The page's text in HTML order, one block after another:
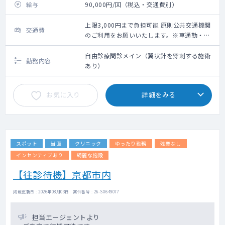
給与 90,000円/回（税込・交通費別）
交通費
上限3,000円まで負担可能 原則公共交通機関
のご利用をお願いいたします。※車通勤・タ
クシー利用要相談
勤務内容
自由診療問診メイン（翼状針を穿刺する施術
あり）
お気に入り 詳細をみる
スポット 当直 クリニック ゆったり勤務
残業なし
インセンティブあり
綺麗な施設
【往診待機】京都市内
掲載更新日 : 2026年08月03日 案件番号 : 26-SX649077
担当エージェントより